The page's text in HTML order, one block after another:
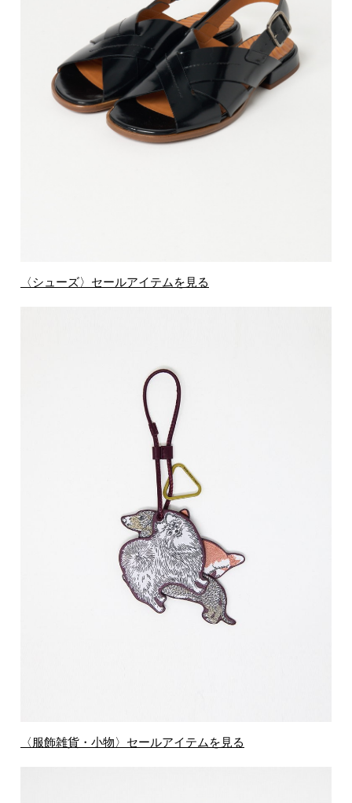
〈シューズ〉セールアイテムを見る
〈服飾雑貨・小物〉セールアイテムを見る